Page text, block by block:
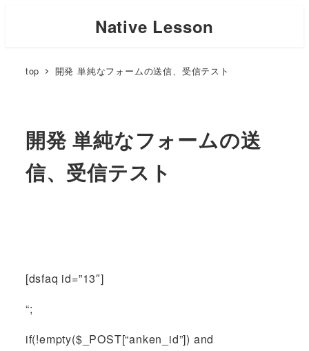
content
Native Lesson
top 開発 単純なフォームの送信、受信テスト
開発 単純なフォームの送
信、受信テスト
[dsfaq id=”13″]
“;
if(!empty($_POST[“anken_id”]) and